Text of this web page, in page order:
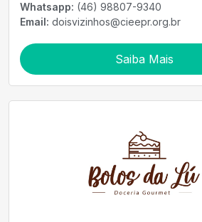
Whatsapp: (46) 98807-9340
Email: doisvizinhos@cieepr.org.br
Saiba Mais